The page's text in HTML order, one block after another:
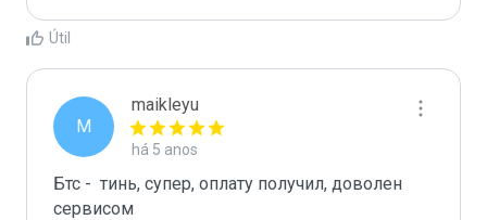
Útil
M
maikleyu
há 5 anos
Бтс -  тинь, супер, оплату получил, доволен
сервисом